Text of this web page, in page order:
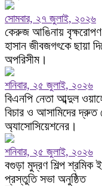
সোমবার, ২৭ জুলাই, ২০২৬
কেরুজ আঙিনায় বৃক্ষরোপণ
হাসান জীবজগৎকে ছায়া
অপরিসীম।
শনিবার, ২৫ জুলাই, ২০২৬
বিএনপি নেতা আব্দুল
বিচার ও আসামিদের দ্রুত
অ্যাসোসিয়েশনের।
শনিবার, ২৫ জুলাই, ২০২৬
বগুড়া মুদ্রণ শিল্প শ্রমিক
প্রস্তুতি সভা অনুষ্ঠিত